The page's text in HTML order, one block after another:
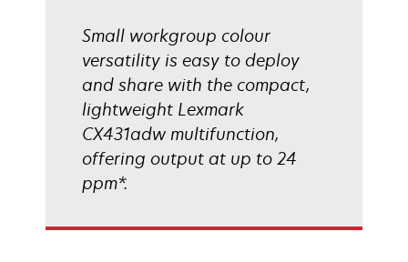
Small workgroup colour
versatility is easy to deploy
and share with the compact,
lightweight Lexmark
CX431adw multifunction,
offering output at up to 24
ppm*.